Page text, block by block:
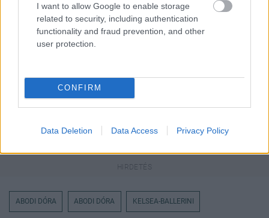
I want to allow Google to enable storage
related to security, including authentication
functionality and fraud prevention, and other
user protection.
CONFIRM
Data Deletion Data Access Privacy Policy
keresőben könnyebben megtaláld a
glamour.hu cikkeit
ABODI DÓRA ABODI DÓRA KELSEA-BALLERINI